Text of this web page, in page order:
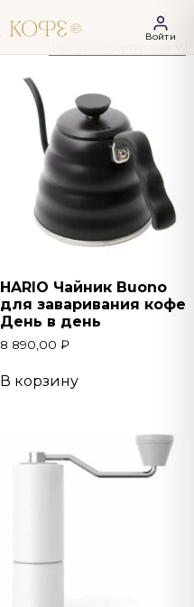
Войти
HARIO Чайник Buono
для заваривания кофе
День в день
8 890,00 ₽
В корзину